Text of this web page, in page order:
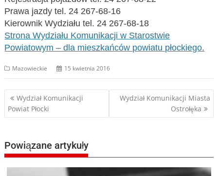
Prawa jazdy tel. 24 267-68-16
Kierownik Wydziału tel. 24 267-68-18
Strona Wydziału Komunikacji w Starostwie
Powiatowym – dla mieszkańców powiatu płockiego.
Mazowieckie 15 kwietnia 2016
Nawigacja
wpisu
Wydział Komunikacji
Powiat Płocki
Wydział Komunikacji Miasta
Ostrołęka
Powiązane artykuły